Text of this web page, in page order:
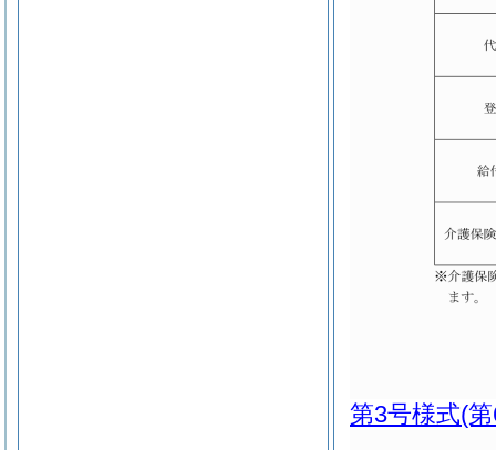
第3号様式(